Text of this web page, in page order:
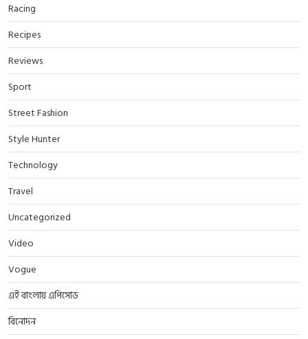
Racing
Recipes
Reviews
Sport
Street Fashion
Style Hunter
Technology
Travel
Uncategorized
Video
Vogue
এই বাংলায় এপিসোড
বিনোদন